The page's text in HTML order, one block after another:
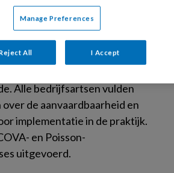
de vragenlijsten voor en
trainingsprogramma in.
de controlegroep vulden
aan het
Alle bedrijfsartsen vulden
de aanvaardbaarheid en
implementatie in de praktijk.
en Poisson-
uitgevoerd.
Manage Preferences
All I Accept